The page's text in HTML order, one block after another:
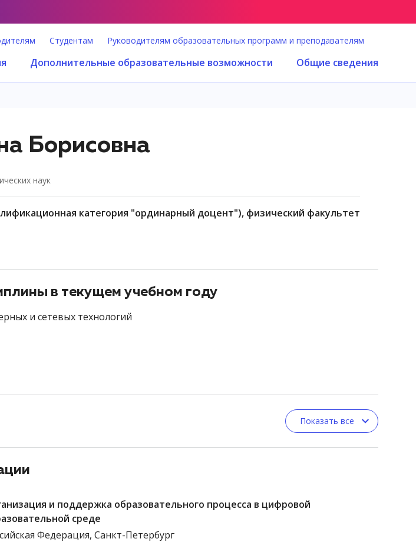
Студентам Руководителям образовательных программ и преподавателям
Дополнительные образовательные возможности Общие сведения
Борисовна
наук
категория "ординарный доцент"), физический факультет
в текущем учебном году
и сетевых технологий
Показать все
и поддержка образовательного процесса в цифровой
среде
Федерация, Санкт-Петербург